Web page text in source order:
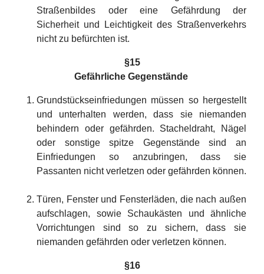
Straßenbildes oder eine Gefährdung der
Sicherheit und Leichtigkeit des Straßenverkehrs
nicht zu befürchten ist.
§15
Gefährliche Gegenstände
Grundstückseinfriedungen müssen so hergestellt
und unterhalten werden, dass sie niemanden
behindern oder gefährden. Stacheldraht, Nägel
oder sonstige spitze Gegenstände sind an
Einfriedungen so anzubringen, dass sie
Passanten nicht verletzen oder gefährden können.
Türen, Fenster und Fensterläden, die nach außen
aufschlagen, sowie Schaukästen und ähnliche
Vorrichtungen sind so zu sichern, dass sie
niemanden gefährden oder verletzen können.
§16